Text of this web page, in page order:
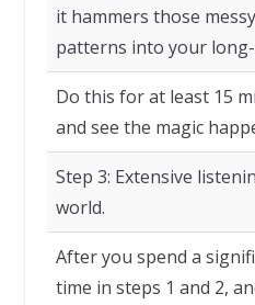
it hammers those
patterns into your
Do this for at least 15
and see the magic
Step 3: Extensive
world.
After you spend a
time in steps 1 and 2,